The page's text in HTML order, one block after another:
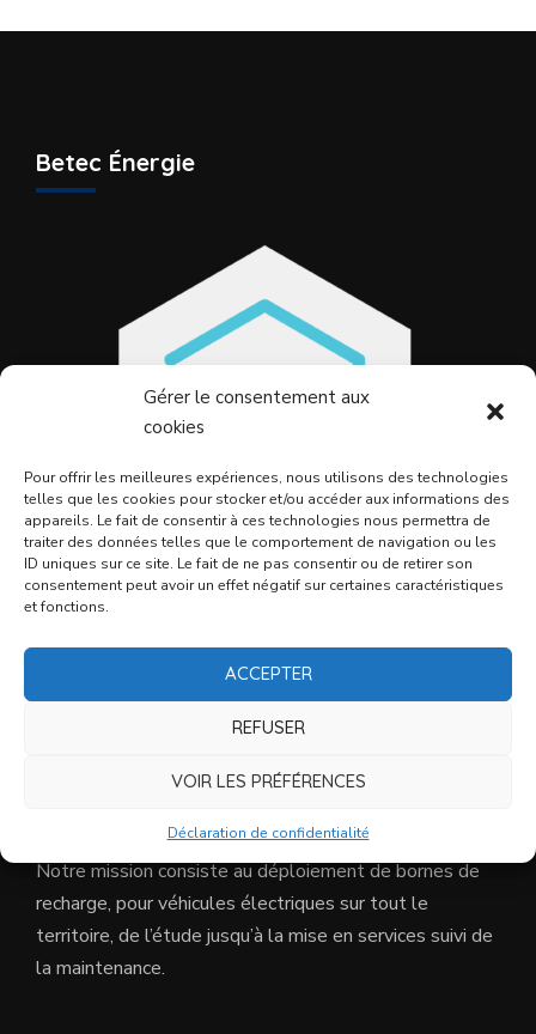
Gérer le consentement aux
cookies
Pour offrir les meilleures expériences, nous utilisons des technologies
telles que les cookies pour stocker et/ou accéder aux informations des
appareils. Le fait de consentir à ces technologies nous permettra de
traiter des données telles que le comportement de navigation ou les
ID uniques sur ce site. Le fait de ne pas consentir ou de retirer son
consentement peut avoir un effet négatif sur certaines caractéristiques
et fonctions.
ACCEPTER
REFUSER
VOIR LES PRÉFÉRENCES
Déclaration de confidentialité
Betec Énergie
Betec Énergie
Votre partenaire pour une transition efficace et
Notre mission consiste au déploiement de bornes de
recharge, pour véhicules électriques sur tout le
territoire, de l’étude jusqu’à la mise en services suivi de
la maintenance.